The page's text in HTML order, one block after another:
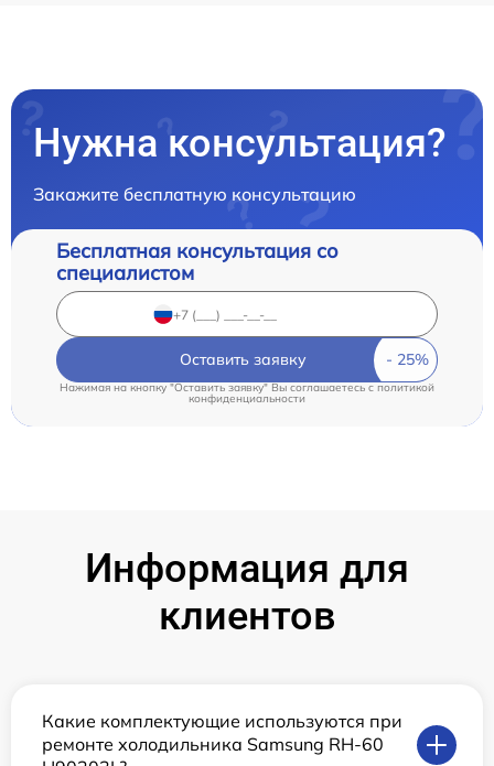
Нужна консультация?
Закажите бесплатную консультацию
Бесплатная консультация со
специалистом
Оставить заявку
Нажимая на кнопку "Оставить заявку" Вы соглашаетесь c политикой
конфиденциальности
Информация для
клиентов
Какие комплектующие используются при
ремонте холодильника Samsung RH-60